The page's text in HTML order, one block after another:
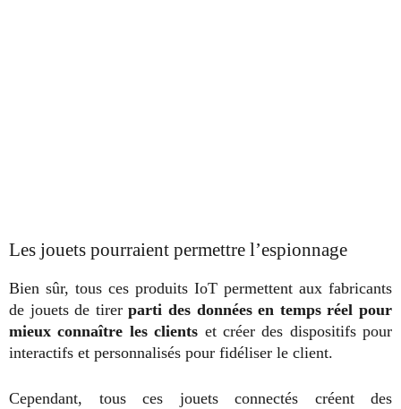
Les jouets pourraient permettre l’espionnage
Bien sûr, tous ces produits IoT permettent aux fabricants
de jouets de tirerparti des données en temps réel pour
mieux connaître les clients et créer des dispositifs pour
interactifs et personnalisés pour fidéliser le client.
Cependant, tous ces jouets connectés créent des